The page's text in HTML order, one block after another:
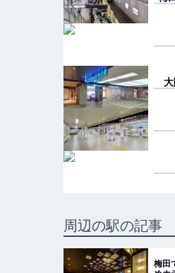
周辺の駅の記事
梅田